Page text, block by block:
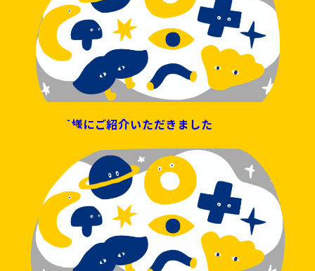
Web幹事様にご紹介いただきました